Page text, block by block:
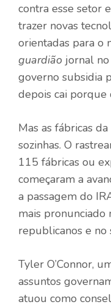
contra esse setor
trazer novas
orientadas para o
guardião jornal no
governo subsidia
depois cai porque
Mas as fábricas
sozinhas. O
115 fábricas ou
começaram a
a passagem do
mais
republicanos e no
Tyler O’Connor,
assuntos
atuou como